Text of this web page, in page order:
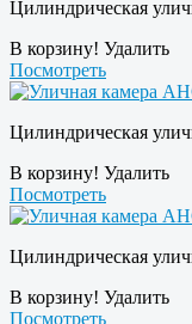
Цилиндрическая
В корзину! Удалить
Посмотреть
Цилиндрическая
В корзину! Удалить
Посмотреть
Цилиндрическая
В корзину! Удалить
Посмотреть